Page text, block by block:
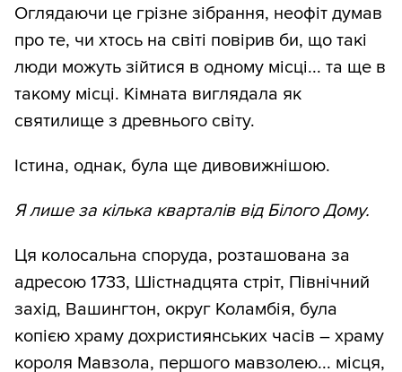
Оглядаючи це грізне зібрання, неофіт думав
про те, чи хтось на світі повірив би, що такі
люди можуть зійтися в одному місці... та ще в
такому місці. Кімната виглядала як
святилище з древнього світу.
Істина, однак, була ще дивовижнішою.
Я лише за кілька кварталів від Білого Дому.
Ця колосальна споруда, розташована за
адресою 1733, Шістнадцята стріт, Північний
захід, Вашингтон, округ Коламбія, була
копією храму дохристиянських часів – храму
короля Мавзола, першого мавзолею... місця,